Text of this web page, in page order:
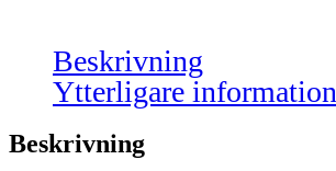
Beskrivning
Ytterligare information
Beskrivning